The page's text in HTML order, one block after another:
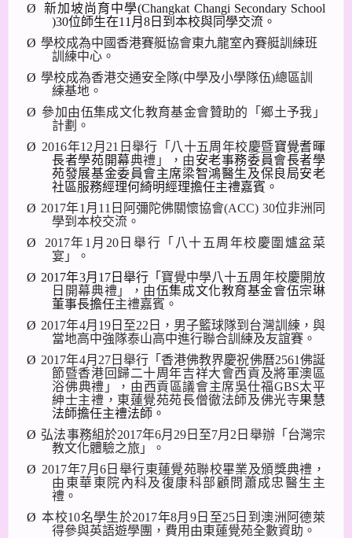
Ø
新加坡尚育中學(Changkat Changi Secondary School
)30位師生在11 月8 日 到本校與同學交流。
Ø 學校成為中國香港賽艇協會東九龍室內賽艇訓練班
訓練中心。
Ø 學校成為香港交通安全隊(中學及小學隊伍)總區訓
練基地。
Ø 參加由伍集成文化教育基金會贊助的 「鄉土予我 」
計劃。
Ø 2016年12 月 21 日舉行「八十五周年校慶暨寶覺耆暉
長者學苑開幕典禮」，由安老事務委員會長者學
苑發展基金委員會主席梁智鴻醫生及保良局安老
社區服務經理何綺明經理擔任主禮嘉賓。
Ø 2017年1 月 11 日阿彌陀佛關懷協會(ACC) 30位非洲同
學到本校交流。
Ø
2017年1 月 20日舉行「八十五周年校慶圍爐盆菜
宴」。
Ø 2017年3月 17日舉行「 寶覺中學八十五周年校慶開放
日開幕典禮」，由伍集成文化教育基金會伍宗琳
董事長擔任主禮嘉賓。
Ø 2017年4月 19日至22 日，男子籃球隊到台灣訓練，與
當地高中強隊泰山高中進行聯合訓練及友誼賽。
Ø 2017年4月 27日舉行「香港佛教界慶祝佛曆2561佛誕
節暨香港回歸二十周年吉祥大會西貢及將軍澳區
浴佛典禮」，由西貢區議會主席吳仕福GBS太平
紳士主禮，東蓮覺苑苑長僧徹法師及佛光寺果慧
法師擔任主禮法師。
Ø 弘法事務組於2017年6月 29 日至7月 2 日舉辦「台灣宗
教文化體驗之旅」。
Ø 2017年7月6 日舉行東蓮覺苑聯校畢業及頒獎典禮，
由東華東院內科及復康科部顧問蕭成忠醫生主
禮。
Ø 本校10名學生於2017年8月 9日至25 日到澳洲阿德萊
得參與英語遊學團，費用由東蓮覺苑全數資助。